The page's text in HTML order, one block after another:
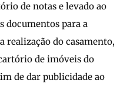
de notas e levado ao
documentos para a
realização do casamento,
de imóveis do
de dar publicidade ao